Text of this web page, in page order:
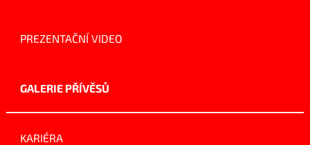
PREZENTAČNÍ VIDEO
GALERIE PŘÍVĚSŮ
KARIÉRA